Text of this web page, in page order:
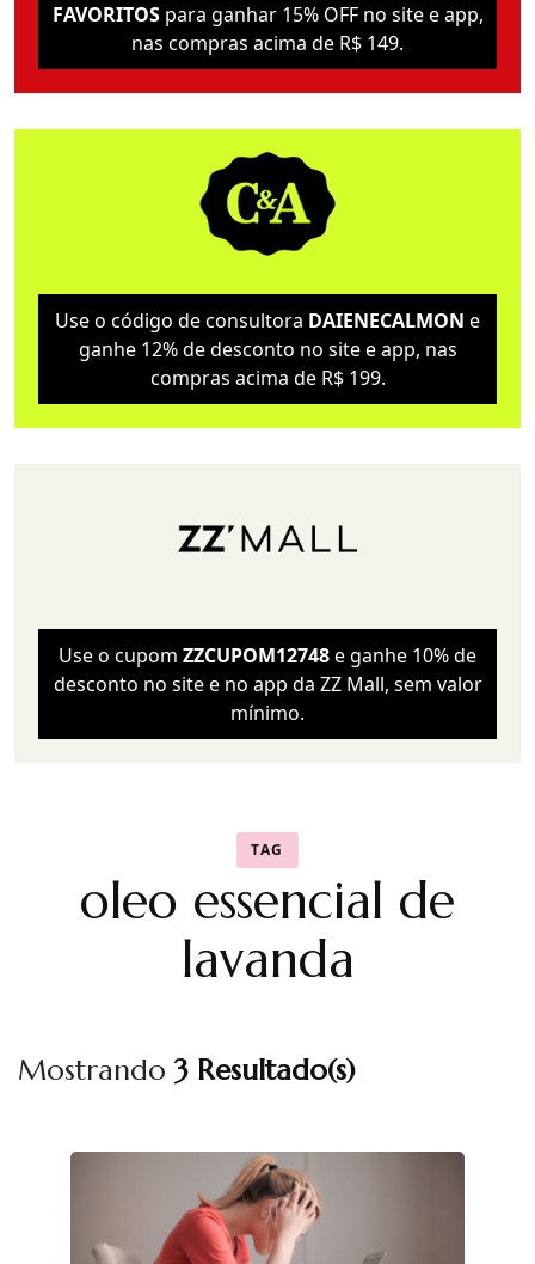
FAVORITOSpara ganhar 15% OFF no site e app,
nas compras acima de R$ 149.
Use o código de consultora DAIENECALMON e
ganhe 12% de desconto no site e app, nas
compras acima de R$ 199.
Use o cupom ZZCUPOM12748e ganhe 10% de
desconto no site e no app da ZZ Mall, sem valor
mínimo.
TAG
oleo essencial de
lavanda
Mostrando 3 Resultado(s)